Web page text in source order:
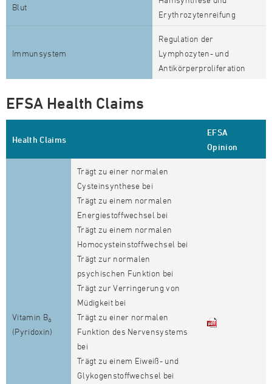
Blut
Erythrozytenreifung
Immunsystem
Regulation der
Lymphozyten- und
Antikörperproliferation
EFSA Health Claims
Health Claims
EFSA
Opinion
Vitamin B6
(Pyridoxin)
Trägt zu einer normalen
Cysteinsynthese bei
Trägt zu einem normalen
Energiestoffwechsel bei
Trägt zu einem normalen
Homocysteinstoffwechsel bei
Trägt zur normalen
psychischen Funktion bei
Trägt zur Verringerung von
Müdigkeit bei
Trägt zu einer normalen
Funktion des Nervensystems
bei
Trägt zu einem Eiweiß- und
Glykogenstoffwechsel bei